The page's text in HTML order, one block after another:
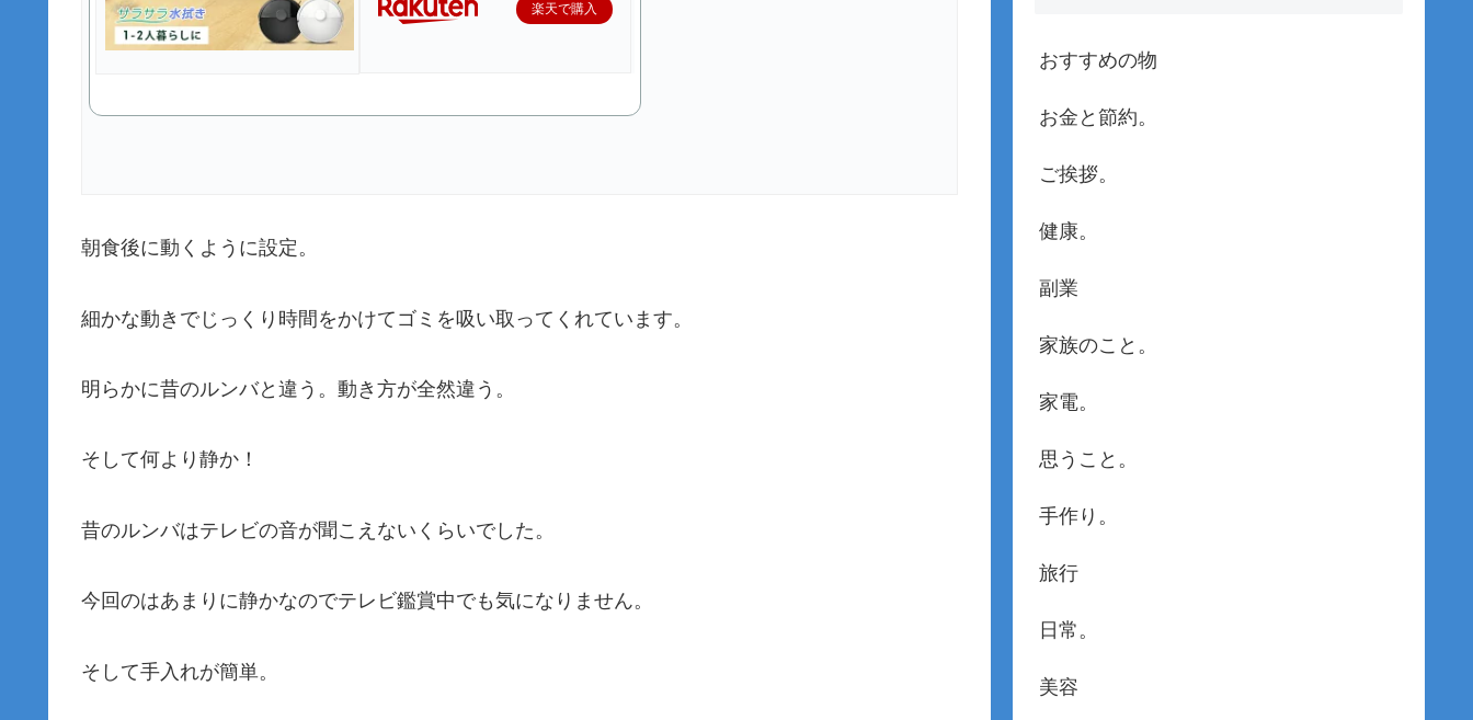
楽天で購入
朝食後に動くように設定。
細かな動きでじっくり時間をかけてゴミを吸い取ってくれています。
明らかに昔のルンバと違う。動き方が全然違う。
そして何より静か！
昔のルンバはテレビの音が聞こえないくらいでした。
今回のはあまりに静かなのでテレビ鑑賞中でも気になりません。
そして手入れが簡単。
おすすめの物
お金と節約。
ご挨拶。
健康。
副業
家族のこと。
家電。
思うこと。
手作り。
旅行
日常。
美容